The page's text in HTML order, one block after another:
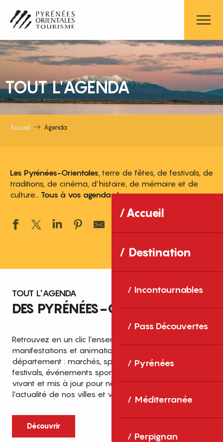
contenu
principal
Accueil
Destination
Incontournables
Pass Découvertes
Pyrénées
Méditerranée
Perpignan
TOUT L'AGENDA
Accueil Agenda
Les Pyrénées-Orientales , terre de fêtes, de festivals, de
traditions, de cinéma, d’histoire, de mémoire et de
culture… Tous à vos agendas !
TOUT L'AGENDA
DES PYRÉNÉES-ORIENTALES
Retrouvez en un clic l’ensemble des fêtes,
manifestations et animations recensées dans le
département : marchés, spectacles, expositions,
festivals, événements sportifs et culturels… un agenda
vivant et mis à jour pour ne rien manquer de
l’actualité de nos villes et villages.
Découvrir